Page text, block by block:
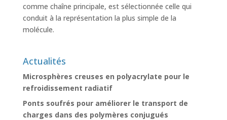
comme chaîne principale, est sélectionnée celle qui
conduit à la représentation la plus simple de la
molécule.
Actualités
Microsphères creuses en polyacrylate pour le
refroidissement radiatif
Ponts soufrés pour améliorer le transport de
charges dans des polymères conjugués